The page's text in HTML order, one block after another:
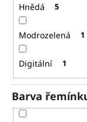
Hnědá 5
Modrozelená 1
Digitální 1
Barva